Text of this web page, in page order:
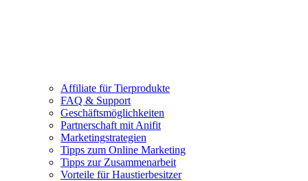
Affiliate für Tierprodukte
FAQ & Support
Geschäftsmöglichkeiten
Partnerschaft mit Anifit
Marketingstrategien
Tipps zum Online Marketing
Tipps zur Zusammenarbeit
Vorteile für Haustierbesitzer